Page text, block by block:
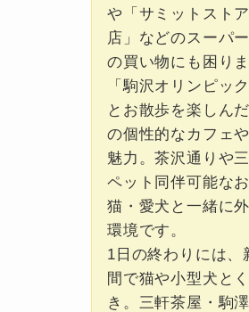
や「サミットスト
店」などのスーパ
の買い物にも困り
「駒沢オリンピッ
とお散歩を楽しん
の個性的なカフェ
魅力。茶沢通りや
ペット同伴可能な
猫・愛犬と一緒に
環境です。
1日の終わりには、
間で猫や小型犬と
き。三軒茶屋・駒